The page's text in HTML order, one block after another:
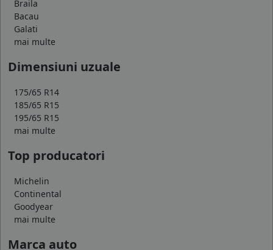
Braila
Bacau
Galati
mai multe
Dimensiuni uzuale
175/65 R14
185/65 R15
195/65 R15
mai multe
Top producatori
Michelin
Continental
Goodyear
mai multe
Marca auto